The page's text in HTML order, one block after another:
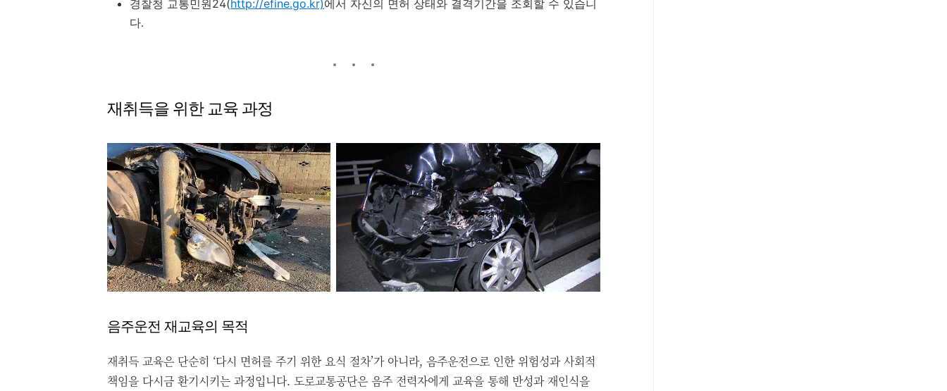
경찰청 교통민원24(http://efine.go.kr)에서 자신의 면허 상태와 결격기간을 조회할 수 있습니
다.
재취득을 위한 교육 과정
음주운전 재교육의 목적
재취득 교육은 단순히 ‘다시 면허를 주기 위한 요식 절차’가 아니라, 음주운전으로 인한 위험성과 사회적
책임을 다시금 환기시키는 과정입니다. 도로교통공단은 음주 전력자에게 교육을 통해 반성과 재인식을